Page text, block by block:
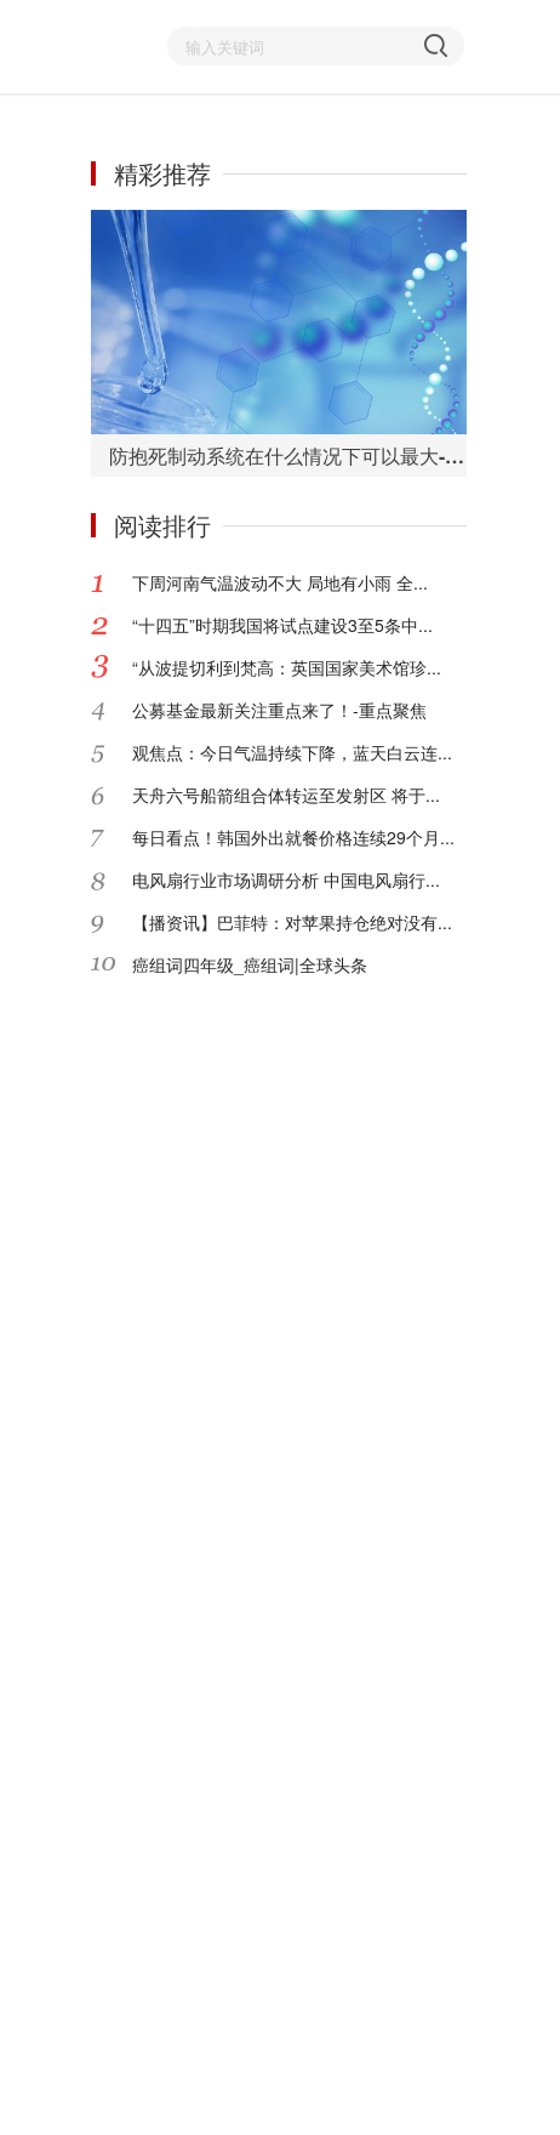
精彩推荐
防抱死制动系统在什么情况下可以最大-环球今热点
阅读排行
下周河南气温波动不大 局地有小雨 全...
“十四五”时期我国将试点建设3至5条中...
“从波提切利到梵高：英国国家美术馆珍...
公募基金最新关注重点来了！-重点聚焦
观焦点：今日气温持续下降，蓝天白云连...
天舟六号船箭组合体转运至发射区 将于...
每日看点！韩国外出就餐价格连续29个月...
电风扇行业市场调研分析 中国电风扇行...
【播资讯】巴菲特：对苹果持仓绝对没有...
癌组词四年级_癌组词|全球头条